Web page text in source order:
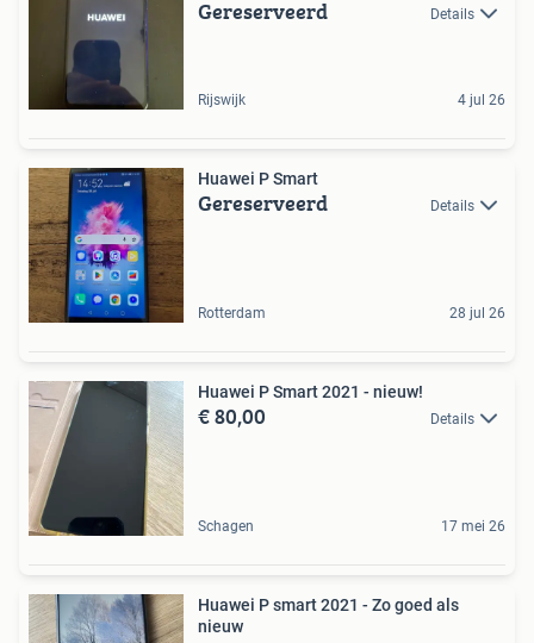
Gereserveerd Details
Rijswijk 4 jul 26
Huawei P Smart
Gereserveerd Details
Rotterdam 28 jul 26
Huawei P Smart 2021 - nieuw!
€ 80,00 Details
Schagen 17 mei 26
Huawei P smart 2021 - Zo goed als
nieuw